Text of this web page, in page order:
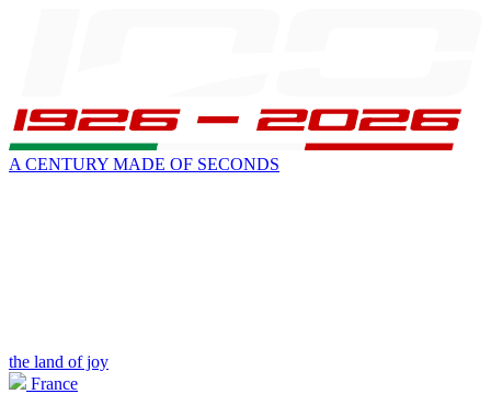
A CENTURY MADE OF SECONDS
the land of joy
France